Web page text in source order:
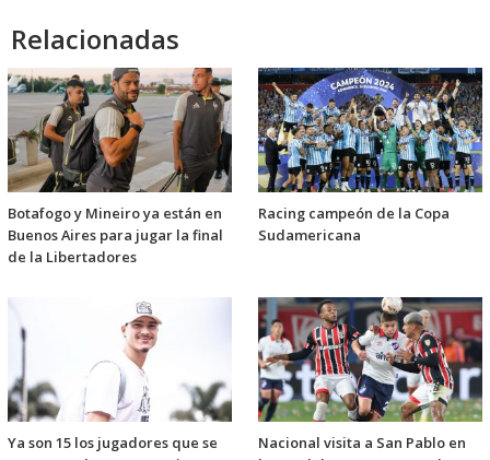
Relacionadas
Botafogo y Mineiro ya están en
Buenos Aires para jugar la final
de la Libertadores
Racing campeón de la Copa
Sudamericana
Ya son 15 los jugadores que se
Nacional visita a San Pablo en